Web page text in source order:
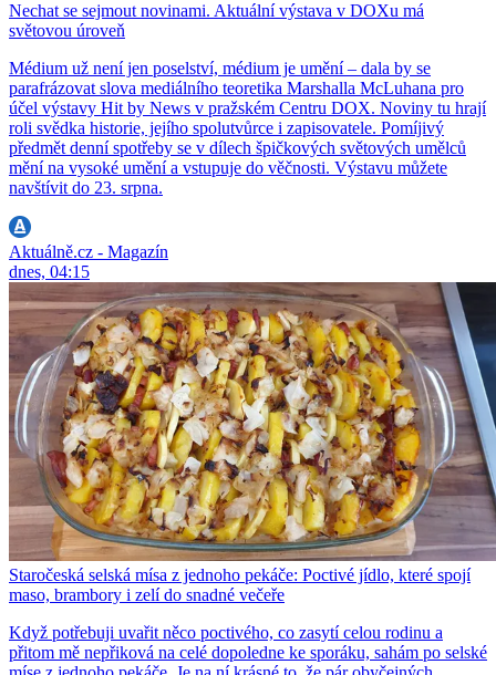
Nechat se sejmout novinami. Aktuální výstava v DOXu má
světovou úroveň
Médium už není jen poselství, médium je umění – dala by se
parafrázovat slova mediálního teoretika Marshalla McLuhana pro
účel výstavy Hit by News v pražském Centru DOX. Noviny tu hrají
roli svědka historie, jejího spolutvůrce i zapisovatele. Pomíjivý
předmět denní spotřeby se v dílech špičkových světových umělců
mění na vysoké umění a vstupuje do věčnosti. Výstavu můžete
navštívit do 23. srpna.
Aktuálně.cz - Magazín
dnes, 04:15
Staročeská selská mísa z jednoho pekáče: Poctivé jídlo, které spojí
maso, brambory i zelí do snadné večeře
Když potřebuji uvařit něco poctivého, co zasytí celou rodinu a
přitom mě nepřiková na celé dopoledne ke sporáku, sahám po selské